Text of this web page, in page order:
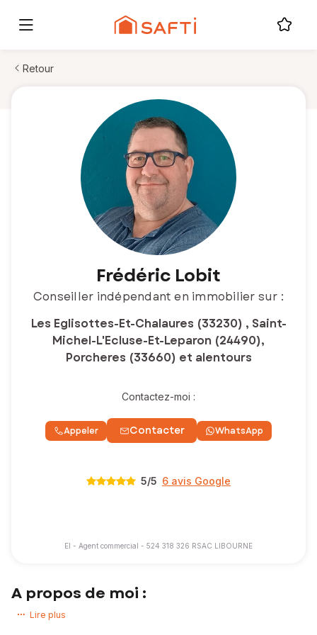
Retour
Frédéric Lobit
Conseiller indépendant en immobilier sur :
Les Eglisottes-Et-Chalaures (33230) , Saint-
Michel-L'Ecluse-Et-Leparon (24490),
Porcheres (33660) et alentours
Contactez-moi :
Appeler Contacter WhatsApp
5/5 6 avis Google
EI - Agent commercial - 524 318 326 RSAC LIBOURNE
A propos de moi :
Vous avez un projet immobilier ? Vous souhaitez acheter ou vendre
Lire plus